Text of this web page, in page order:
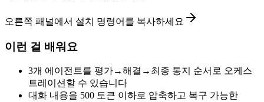
오른쪽 패널에서 설치 명령어를 복사하세요
이런 걸 배워요
3개 에이전트를 평가→해결→최종 통지 순서로 오케스
트레이션할 수 있습니다
대화 내용을 500 토큰 이하로 압축하고 복구 가능한